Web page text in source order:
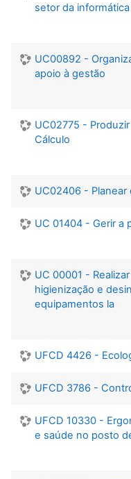
setor da informática
UC00892 -
apoio à gestão
UC02775 -
Cálculo
UC02406 -
UC 01404 - Gerir a
UC 00001 -
higienização e
equipamentos la
UFCD 4426 -
UFCD 3786 -
UFCD 10330 -
e saúde no posto